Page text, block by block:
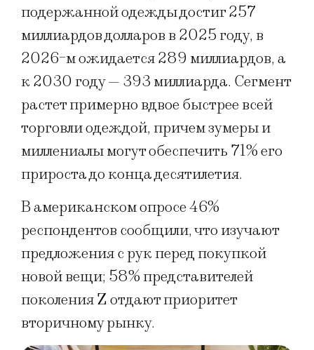
подержанной одежды достиг 257
миллиардов долларов в 2025 году, в
2026-м ожидается 289 миллиардов, а
к 2030 году — 393 миллиарда. Сегмент
растет примерно вдвое быстрее всей
торговли одеждой, причем зумеры и
миллениалы могут обеспечить 71% его
прироста до конца десятилетия.
В американском опросе 46%
респондентов сообщили, что изучают
предложения с рук перед покупкой
новой вещи; 58% представителей
поколения Z отдают приоритет
вторичному рынку.